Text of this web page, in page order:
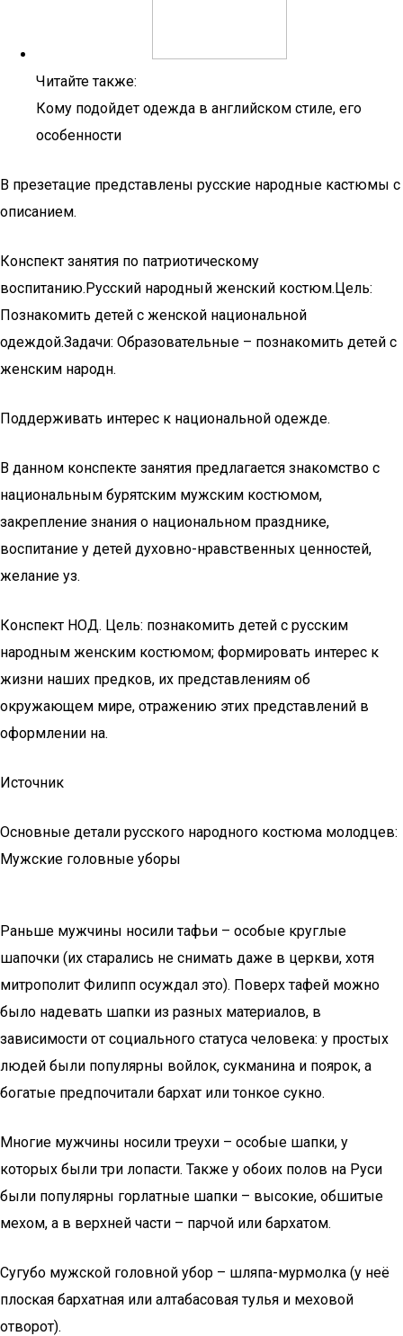
Читайте также:
Кому подойдет одежда в английском стиле, его
особенности
В презетацие представлены русские народные кастюмы с
описанием.
Конспект занятия по патриотическому
воспитанию.Русский народный женский костюм.Цель:
Познакомить детей с женской национальной
одеждой.Задачи: Образовательные – познакомить детей с
женским народн.
Поддерживать интерес к национальной одежде.
В данном конспекте занятия предлагается знакомство с
национальным бурятским мужским костюмом,
закрепление знания о национальном празднике,
воспитание у детей духовно-нравственных ценностей,
желание уз.
Конспект НОД. Цель: познакомить детей с русским
народным женским костюмом; формировать интерес к
жизни наших предков, их представлениям об
окружающем мире, отражению этих представлений в
оформлении на.
Источник
Основные детали русского народного костюма молодцев:
Мужские головные уборы
Раньше мужчины носили тафьи – особые круглые
шапочки (их старались не снимать даже в церкви, хотя
митрополит Филипп осуждал это). Поверх тафей можно
было надевать шапки из разных материалов, в
зависимости от социального статуса человека: у простых
людей были популярны войлок, сукманина и поярок, а
богатые предпочитали бархат или тонкое сукно.
Многие мужчины носили треухи – особые шапки, у
которых были три лопасти. Также у обоих полов на Руси
были популярны горлатные шапки – высокие, обшитые
мехом, а в верхней части – парчой или бархатом.
Сугубо мужской головной убор – шляпа-мурмолка (у неё
плоская бархатная или алтабасовая тулья и меховой
отворот).